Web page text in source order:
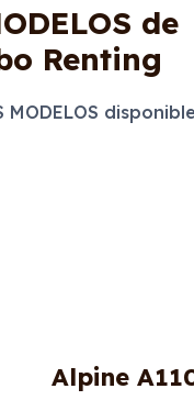
de
Renting
MODELOS
Alpine